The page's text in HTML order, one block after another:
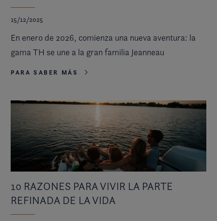
15/12/2025
En enero de 2026, comienza una nueva aventura: la
gama TH se une a la gran familia Jeanneau
PARA SABER MÁS
10 RAZONES PARA VIVIR LA PARTE
REFINADA DE LA VIDA